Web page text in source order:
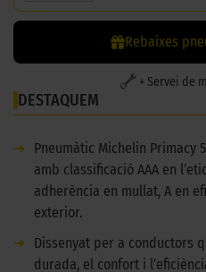
Rebaixes
+ Servei de
DESTAQUEM
➜
Pneumàtic Michelin Primacy
amb classificació AAA en
adherència en mullat, A en
exterior.
➜
Dissenyat per a conductors
durada, el confort i